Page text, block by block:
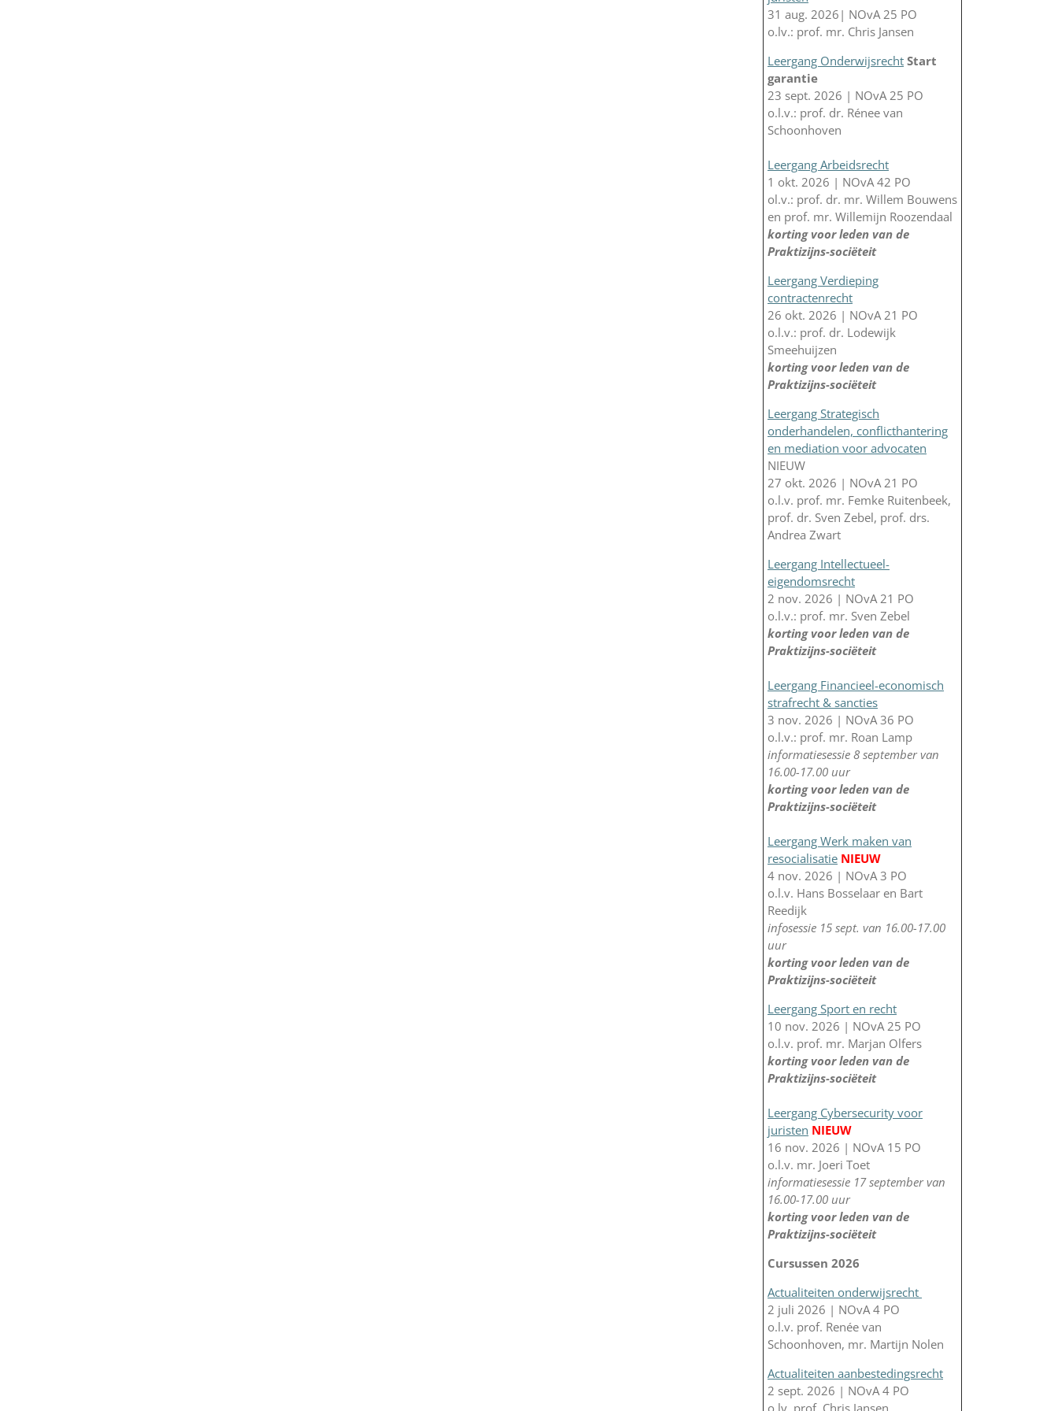
31 aug. 2026| NOvA 25 PO
o.lv.: prof. mr. Chris Jansen
Leergang Onderwijsrecht Start
garantie
23 sept. 2026 | NOvA 25 PO
o.l.v.: prof. dr. Rénee van
Schoonhoven
Leergang Arbeidsrecht
1 okt. 2026 | NOvA 42 PO
ol.v.: prof. dr. mr. Willem Bouwens
en prof. mr. Willemijn Roozendaal
korting voor leden van de
Praktizijns-sociëteit
Leergang Verdieping
contractenrecht
26 okt. 2026 | NOvA 21 PO
o.l.v.: prof. dr. Lodewijk
Smeehuijzen
korting voor leden van de
Praktizijns-sociëteit
Leergang Strategisch
onderhandelen, conflicthantering
en mediation voor advocaten
NIEUW
27 okt. 2026 | NOvA 21 PO
o.l.v. prof. mr. Femke Ruitenbeek,
prof. dr. Sven Zebel, prof. drs.
Andrea Zwart
Leergang Intellectueel-
eigendomsrecht
2 nov. 2026 | NOvA 21 PO
o.l.v.: prof. mr. Sven Zebel
korting voor leden van de
Praktizijns-sociëteit
Leergang Financieel-economisch
strafrecht & sancties
3 nov. 2026 | NOvA 36 PO
o.l.v.: prof. mr. Roan Lamp
informatiesessie 8 september van
16.00-17.00 uur
korting voor leden van de
Praktizijns-sociëteit
Leergang Werk maken van
resocialisatie NIEUW
4 nov. 2026 | NOvA 3 PO
o.l.v. Hans Bosselaar en Bart
Reedijk
infosessie 15 sept. van 16.00-17.00
uur
korting voor leden van de
Praktizijns-sociëteit
Leergang Sport en recht
10 nov. 2026 | NOvA 25 PO
o.l.v. prof. mr. Marjan Olfers
korting voor leden van de
Praktizijns-sociëteit
Leergang Cybersecurity voor
juristen NIEUW
16 nov. 2026 | NOvA 15 PO
o.l.v. mr. Joeri Toet
informatiesessie 17 september van
16.00-17.00 uur
korting voor leden van de
Praktizijns-sociëteit
Cursussen 2026
Actualiteiten onderwijsrecht
2 juli 2026 | NOvA 4 PO
o.l.v. prof. Renée van
Schoonhoven, mr. Martijn Nolen
Actualiteiten aanbestedingsrecht
2 sept. 2026 | NOvA 4 PO